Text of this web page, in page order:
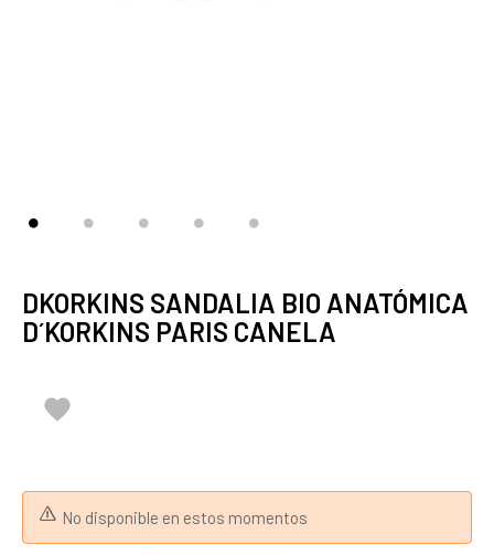
DKORKINS SANDALIA BIO ANATÓMICA
D´KORKINS PARIS CANELA

No disponible en estos momentos